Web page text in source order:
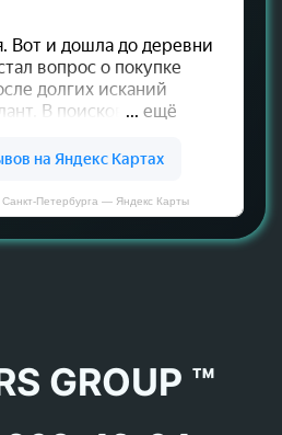
Санкт‑Петербурга — Яндекс Карты
GROUP ™